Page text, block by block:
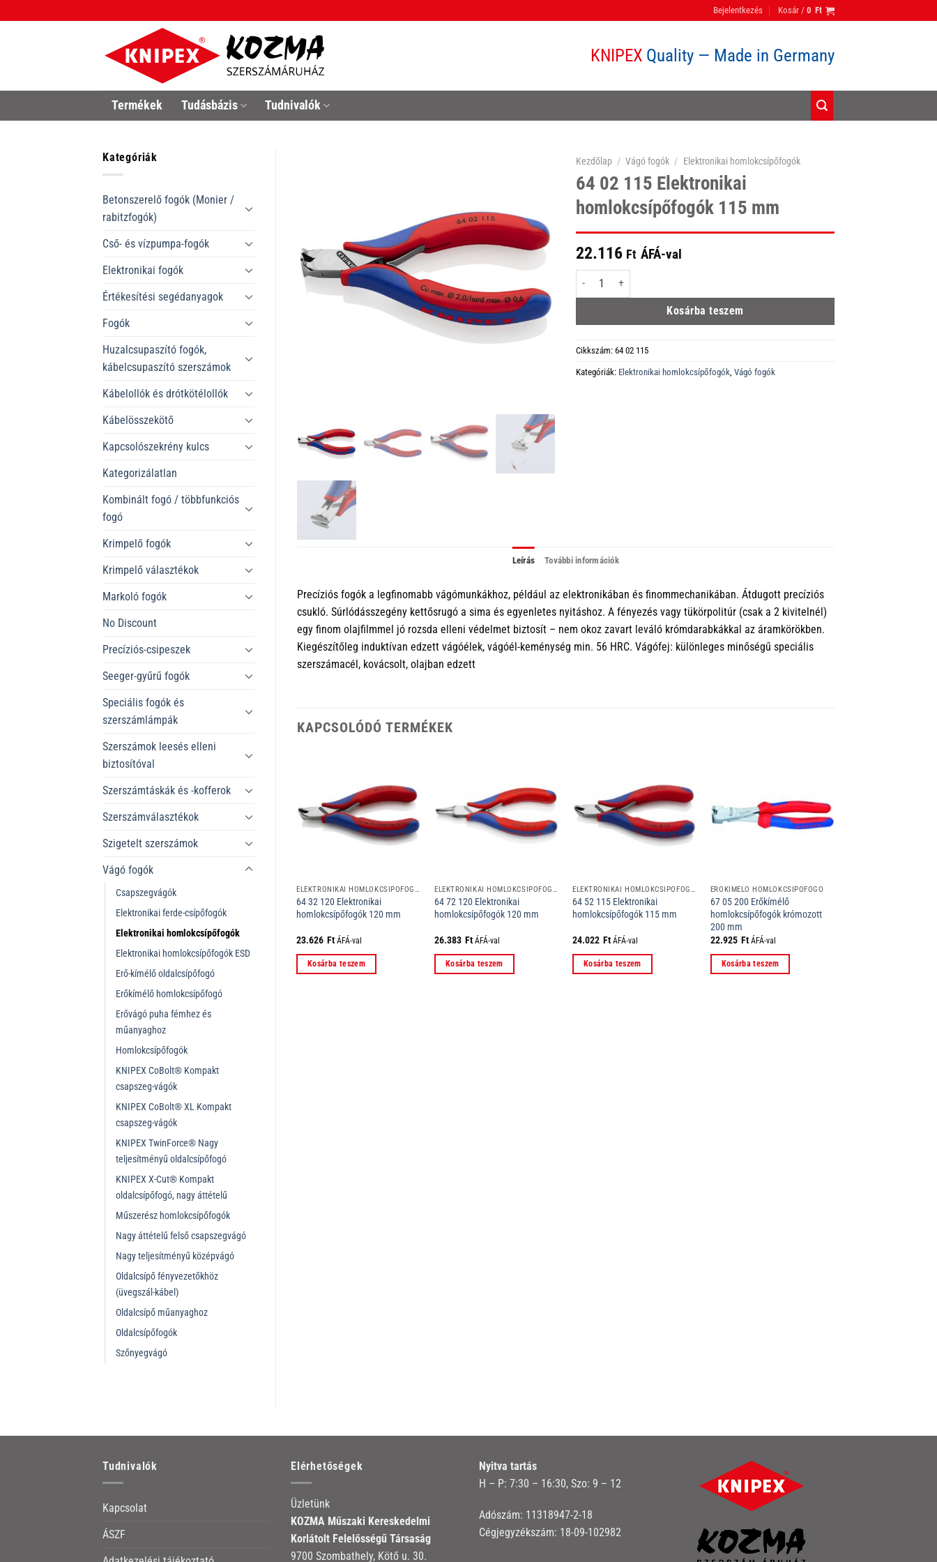
to
Bejelentkezés Kosár / 0 Ft
KNIPEX Quality — Made in Germany
Termékek Tudásbázis Tudnivalók
Kategóriák
Betonszerelő fogók (Monier /
rabitzfogók)
Cső- és vízpumpa-fogók
Elektronikai fogók
Értékesítési segédanyagok
Fogók
Huzalcsupaszító fogók,
kábelcsupaszító szerszámok
Kábelollók és drótkötélollók
Kábelösszekötő
Kapcsolószekrény kulcs
Kategorizálatlan
Kombinált fogó / többfunkciós
fogó
Krimpelő fogók
Krimpelő választékok
Markoló fogók
No Discount
Precíziós-csipeszek
Seeger-gyűrű fogók
Speciális fogók és
szerszámlámpák
Szerszámok leesés elleni
biztosítóval
Szerszámtáskák és -kofferok
Szerszámválasztékok
Szigetelt szerszámok
Vágó fogók
Csapszegvágók
Elektronikai ferde-csípőfogók
Elektronikai homlokcsípőfogók
Elektronikai homlokcsípőfogók ESD
Erő-kímélő oldalcsípőfogó
Erőkímélő homlokcsípőfogó
Erővágó puha fémhez és
műanyaghoz
Homlokcsípőfogók
KNIPEX CoBolt® Kompakt
csapszeg-vágók
KNIPEX CoBolt® XL Kompakt
csapszeg-vágók
KNIPEX TwinForce® Nagy
teljesítményű oldalcsípőfogó
KNIPEX X-Cut® Kompakt
oldalcsípőfogó, nagy áttételű
Műszerész homlokcsípőfogók
Nagy áttételű felső csapszegvágó
Nagy teljesítményű középvágó
Oldalcsípő fényvezetőkhöz
(üvegszál-kábel)
Oldalcsípő műanyaghoz
Oldalcsípőfogók
Szőnyegvágó
Kezdőlap / Vágó fogók / Elektronikai homlokcsípőfogók
64 02 115 Elektronikai
homlokcsípőfogók 115 mm
22.116 Ft ÁFÁ-val
64 02 115 Elektronikai homlokcsípőfogók 115 mm mennyiség
Kosárba teszem
Cikkszám:64 02 115
Kategóriák: Elektronikai homlokcsípőfogók ,Vágó fogók
Leírás További információk
Precíziós fogók a legfinomabb vágómunkákhoz, például az elektronikában és finommechanikában. Átdugott precíziós
csukló. Súrlódásszegény kettősrugó a sima és egyenletes nyitáshoz. A fényezés vagy tükörpolitúr (csak a 2 kivitelnél)
egy finom olajfilmmel jó rozsda elleni védelmet biztosít – nem okoz zavart leváló krómdarabkákkal az áramkörökben.
Kiegészítőleg induktívan edzett vágóélek, vágóél-keménység min. 56 HRC. Vágófej: különleges minőségű speciális
szerszámacél, kovácsolt, olajban edzett
KAPCSOLÓDÓ TERMÉKEK
ELEKTRONIKAI HOMLOKCSÍPŐFOGÓK
64 32 120 Elektronikai
homlokcsípőfogók 120 mm
23.626 Ft ÁFÁ-val
Kosárba teszem
ELEKTRONIKAI HOMLOKCSÍPŐFOGÓK
64 72 120 Elektronikai
homlokcsípőfogók 120 mm
26.383 Ft ÁFÁ-val
Kosárba teszem
ELEKTRONIKAI HOMLOKCSÍPŐFOGÓK
64 52 115 Elektronikai
homlokcsípőfogók 115 mm
24.022 Ft ÁFÁ-val
Kosárba teszem
ERŐKÍMÉLŐ HOMLOKCSÍPŐFOGÓ
67 05 200 Erőkímélő
homlokcsípőfogók krómozott
200 mm
22.925 Ft ÁFÁ-val
Kosárba teszem
ELEKTRONIKAI HOMLOKCSÍPŐFOGÓK
homlokcsípőfogók 115 mm
64 11 115 Elektronikai
homlokcsípőfogók 115 mm
17.939 Ft ÁFÁ-val
Tudnivalók
Kapcsolat
ÁSZF
Elérhetőségek
Üzletünk
KOZMA Műszaki Kereskedelmi
Korlátolt Felelősségű Társaság
9700 Szombathely, Kötő u. 30.
Nyitva tartás
H – P: 7:30 – 16:30, Szo: 9 – 12
Adószám: 11318947-2-18
Cégjegyzékszám: 18-09-102982